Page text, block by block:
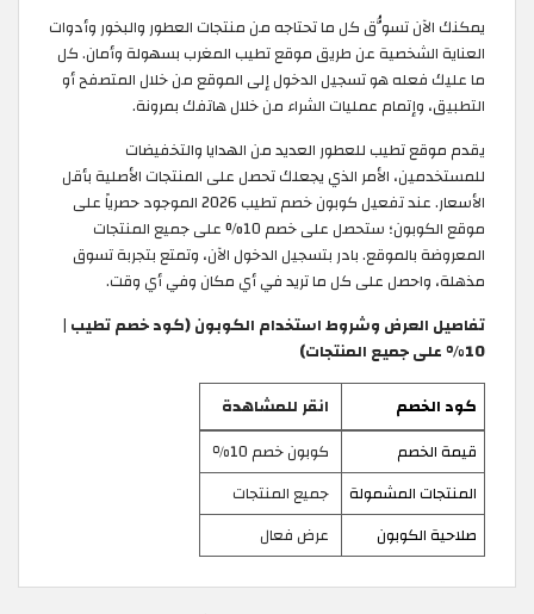
يمكنك الآن تسوُّق كل ما تحتاجه من منتجات العطور والبخور وأدوات
العناية الشخصية عن طريق موقع تطيب المغرب بسهولة وأمان. كل
ما عليك فعله هو تسجيل الدخول إلى الموقع من خلال المتصفح أو
التطبيق، وإتمام عمليات الشراء من خلال هاتفك بمرونة.
يقدم موقع تطيب للعطور العديد من الهدايا والتخفيضات
للمستخدمين، الأمر الذي يجعلك تحصل على المنتجات الأصلية بأقل
الأسعار. عند تفعيل كوبون خصم تطيب 2026 الموجود حصرياً على
موقع الكوبون؛ ستحصل على خصم 10% على جميع المنتجات
المعروضة بالموقع. بادر بتسجيل الدخول الآن، وتمتع بتجربة تسوق
مذهلة، واحصل على كل ما تريد في أي مكان وفي أي وقت.
تفاصيل العرض وشروط استخدام الكوبون (كود خصم تطيب |
10% على جميع المنتجات)
كود الخصم
انقر للمشاهدة
قيمة الخصم
كوبون خصم 10٪
المنتجات المشمولة
جميع المنتجات
صلاحية الكوبون
عرض فعال